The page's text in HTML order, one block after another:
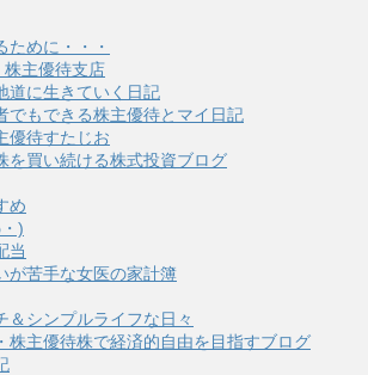
ために・・・
主優待支店
に生きていく日記
でもできる株主優待とマイ日記
優待すたじお
を買い続ける株式投資ブログ
め
)
当
が苦手な女医の家計簿
＆シンプルライフな日々
株主優待株で経済的自由を目指すブログ